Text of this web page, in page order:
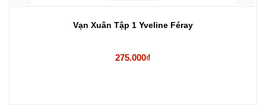
Vạn Xuân Tập 1 Yveline Féray
275.000₫